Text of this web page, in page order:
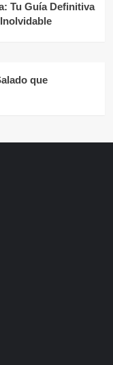
Tu Guía Definitiva
que